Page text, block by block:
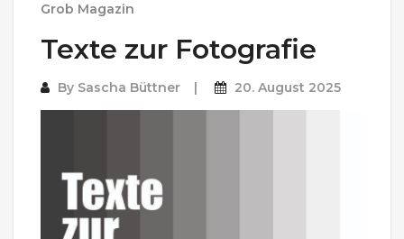
Grob Magazin
Texte zur Fotografie
By Sascha Büttner 20. August 2025